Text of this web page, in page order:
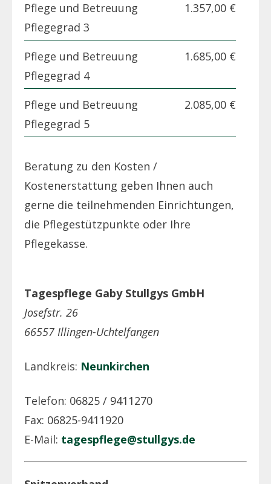
Pflege und Betreuung
Pflegegrad 3
1.357,00 €
Pflege und Betreuung
Pflegegrad 4
1.685,00 €
Pflege und Betreuung
Pflegegrad 5
2.085,00 €
Beratung zu den Kosten /
Kostenerstattung geben Ihnen auch
gerne die teilnehmenden Einrichtungen,
die Pflegestützpunkte oder Ihre
Pflegekasse.
Tagespflege Gaby Stullgys GmbH
Josefstr. 26
66557 Illingen-Uchtelfangen
Landkreis: Neunkirchen
Telefon: 06825 / 9411270
Fax: 06825-9411920
E-Mail: tagespflege@stullgys.de